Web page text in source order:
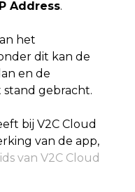
Address.
het
dit kan de
en de
gebracht.
bij V2C Cloud
van de app,
van V2C Cloud